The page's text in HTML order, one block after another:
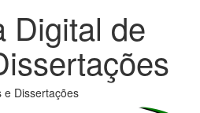
Digital de
e Dissertações